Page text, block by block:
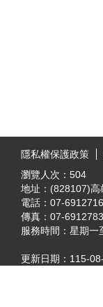
隱私權保護政策
瀏覽人次： 504
地址：(828107)高
電話：07-6912716
傳真：07-6912783
服務時間：星期
更新日期： 115-